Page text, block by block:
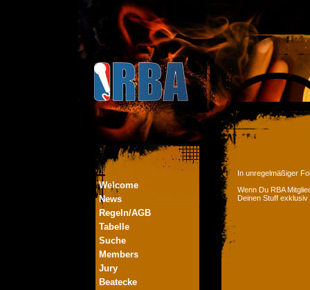
Welcome
News
Regeln/AGB
Tabelle
Suche
Members
Jury
Beatecke
In unregelmäßiger
Wenn Du RBA
Deinen Stuff